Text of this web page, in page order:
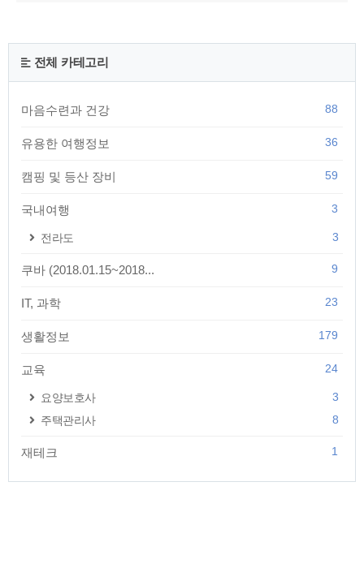
전체 카테고리
마음수련과 건강 88
유용한 여행정보 36
캠핑 및 등산 장비 59
국내여행 3
전라도 3
쿠바 (2018.01.15~2018... 9
IT, 과학 23
생활정보 179
교육 24
요양보호사
3
주택관리사
8
재테크 1